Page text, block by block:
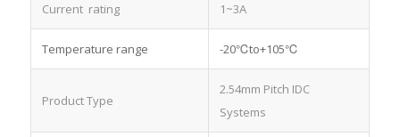
Current rating 1~3A
Temperature range -20℃to+105℃
Product Type
2.54mm Pitch IDC
Systems